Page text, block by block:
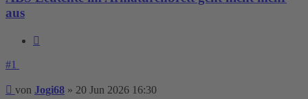
aus
#1
Beitrag
von Jogi68 » 20 Jun 2026 16:30